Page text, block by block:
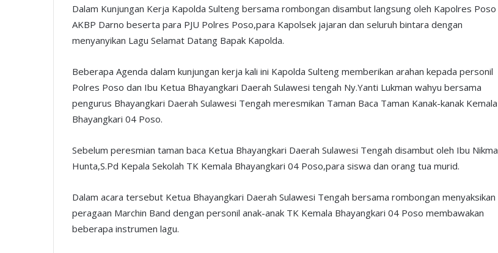
Dalam Kunjungan Kerja Kapolda Sulteng bersama rombongan disambut langsung oleh Kapolres Poso
AKBP Darno beserta para PJU Polres Poso,para Kapolsek jajaran dan seluruh bintara dengan
menyanyikan Lagu Selamat Datang Bapak Kapolda.
Beberapa Agenda dalam kunjungan kerja kali ini Kapolda Sulteng memberikan arahan kepada personil
Polres Poso dan Ibu Ketua Bhayangkari Daerah Sulawesi tengah Ny.Yanti Lukman wahyu bersama
pengurus Bhayangkari Daerah Sulawesi Tengah meresmikan Taman Baca Taman Kanak-kanak Kemala
Bhayangkari 04 Poso.
Sebelum peresmian taman baca Ketua Bhayangkari Daerah Sulawesi Tengah disambut oleh Ibu Nikma
Hunta,S.Pd Kepala Sekolah TK Kemala Bhayangkari 04 Poso,para siswa dan orang tua murid.
Dalam acara tersebut Ketua Bhayangkari Daerah Sulawesi Tengah bersama rombongan menyaksikan
peragaan Marchin Band dengan personil anak-anak TK Kemala Bhayangkari 04 Poso membawakan
beberapa instrumen lagu.